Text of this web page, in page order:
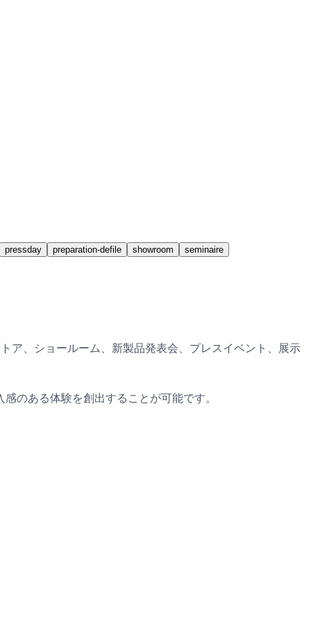
pressday preparation-defile showroom seminaire
ア、ショールーム、新製品発表会、プレスイベント、展示
のある体験を創出することが可能です。